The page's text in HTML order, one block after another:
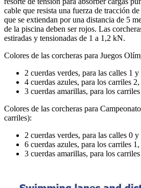
cable que resista una fuerza de tracción
que se extiendan por una distancia de 5
de la piscina deben ser rojos. Las
estiradas y tensionadas de 1 a 1,2 kN.
Colores de las corcheras para Juegos
2 cuerdas verdes, para las calles 1 y
4 cuerdas azules, para los carriles
3 cuerdas amarillas, para los
Colores de las corcheras para
carriles):
2 cuerdas verdes, para las calles 0 y
6 cuerdas azules, para los carriles
3 cuerdas amarillas, para los